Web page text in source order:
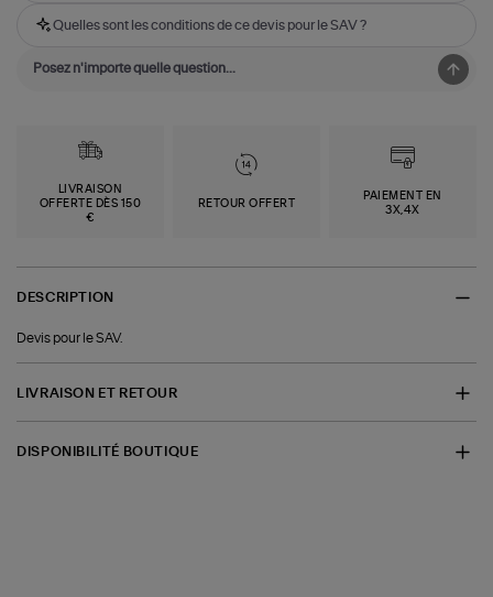
Quelles sont les conditions de ce devis pour le SAV ?
LIVRAISON
OFFERTE DÈS 150
€
RETOUR OFFERT
PAIEMENT EN
3X,4X
DESCRIPTION
Devis pour le SAV.
LIVRAISON ET RETOUR
DISPONIBILITÉ BOUTIQUE